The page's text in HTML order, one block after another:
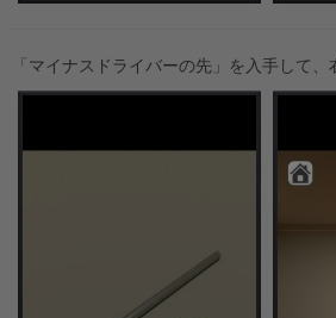
「マイナスドライバーの先」を入手して、